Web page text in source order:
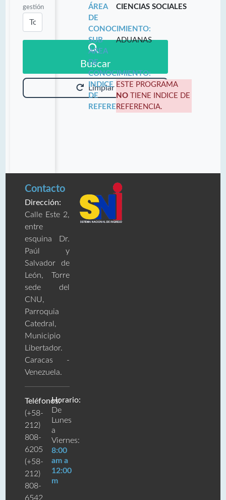
gestión
Buscar
Limpiar
ÁREA
DE
CONOCIMIENTO:
CIENCIAS SOCIALES
SUB
ÁREA
DE
CONOCIMIENTO:
ADUANAS
INDICE
DE
REFERENCIA:
ESTE PROGRAMA
NO TIENE INDICE DE
REFERENCIA.
Contacto
Dirección:
Calle Este 2,
entre
esquina Dr.
Paúl y
Salvador de
León, Torre
sede del
CNU,
Parroquia
Catedral,
Municipio
Libertador.
Caracas -
Venezuela.
Teléfonos:
(+58-
212)
808-
6205
(+58-
212)
808-
6542
Horario:
De
Lunes
a
Viernes:
8:00
am a
12:00
m